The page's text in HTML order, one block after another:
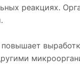
реакциях.